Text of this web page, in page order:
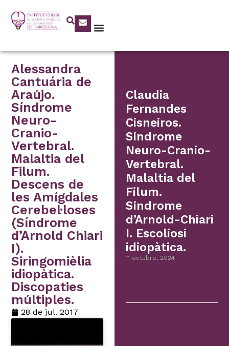
Alessandra
Cantuária de
Araújo.
Síndrome
Neuro-
Cranio-
Vertebral.
Malaltia del
Filum.
Descens de
les Amígdales
Cerebel·loses
(Síndrome
d’Arnold Chiari
I).
Siringomièlia
idiopàtica.
Discopaties
múltiples.
28 de jul. 2017
Claudia
Fernandes
Cisneiros.
Síndrome
Neuro-Cranio-
Vertebral.
Malaltia del
Filum.
Síndrome
d’Arnold-Chiari
I. Escoliosi
idiopàtica.
11 octubre, 2024